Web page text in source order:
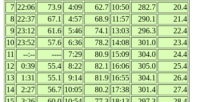
7 22:06 73.9 4:09 62.7 10:50 282.7
20.4
8 22:37 67.1 4:57 68.9 11:57 290.1
21.4
9 23:12 61.6 5:46 74.1 13:03 296.3
22.4
10 23:52 57.6 6:36 78.2 14:08 301.0
23.4
11
--:-- ---- 7:29 80.9 15:09 304.0
24.4
12
0:39 55.4 8:22 82.1 16:06 305.0
25.4
13
1:31 55.1 9:14 81.9 16:55 304.1
26.4
14
2:27 56.7 10:05 80.2 17:38 301.4
27.4